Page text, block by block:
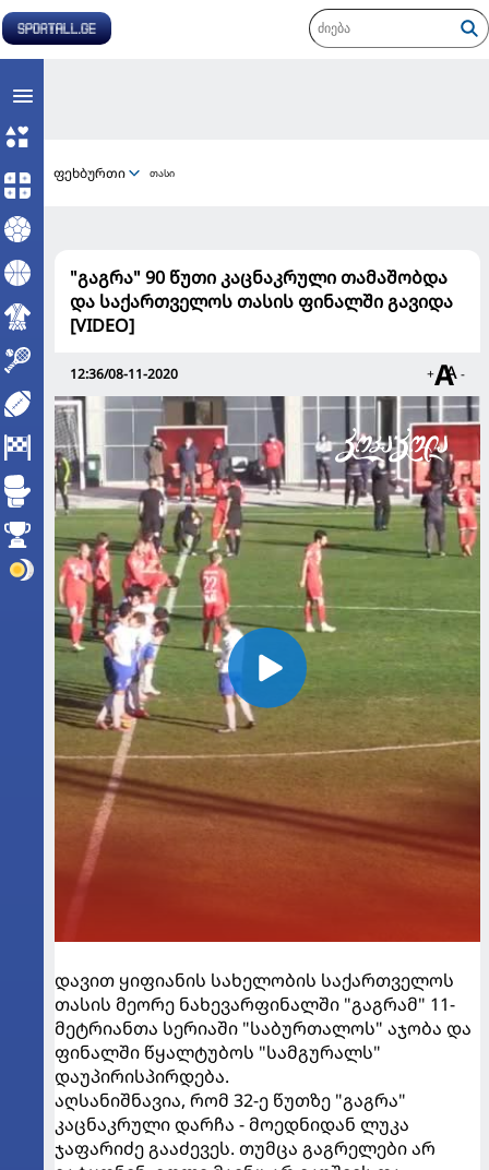
ფეხბურთი თასი
"გაგრა" 90 წუთი კაცნაკრული თამაშობდა
და საქართველოს თასის ფინალში გავიდა
[VIDEO]
12:36/08-11-2020 + -
დავით ყიფიანის სახელობის საქართველოს
თასის მეორე ნახევარფინალში "გაგრამ" 11-
მეტრიანთა სერიაში "საბურთალოს" აჯობა და
ფინალში წყალტუბოს "სამგურალს"
დაუპირისპირდება.
აღსანიშნავია, რომ 32-ე წუთზე "გაგრა"
კაცნაკრული დარჩა - მოედნიდან ლუკა
ჯაფარიძე გააძევეს. თუმცა გაგრელები არ